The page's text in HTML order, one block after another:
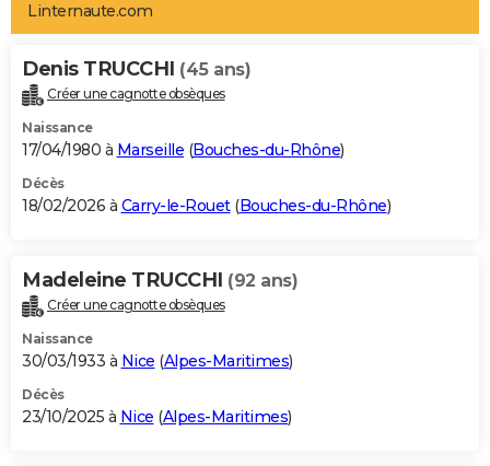
Art de vivre
Bien-être
Loisirs
Mode
Modes de vie
Alimentation
Guide de la santé
Maladies
Médicaments
Sommeil
VOYAGE
Destinations
City break
Voyage nature
Voyage de noces
Forum
Climat
+PHOTO
GUIDES D'ACHAT
BONS PLANS
Carte de Noël
Carte Bonne année
Carte Saint-Valentin
Carte Pâques
Carte d'anniversaire
DICTIONNAIRE
Dictionnaire
Biographies
Citations
Expressions
Proverbes
PROGRAMME TV
S'inscrire
Se connecter
Lycées
Collèges
Primaires
Universités
Entreprises
Service militaire
Avis de recherche
AVIS DE DÉCÈS
Linternaute.com
Denis TRUCCHI (45 ans)
Créer une cagnotte obsèques
Naissance
17/04/1980 à Marseille (Bouches-du-Rhône)
Décès
18/02/2026 à Carry-le-Rouet(Bouches-du-Rhône)
Madeleine TRUCCHI (92 ans)
Créer une cagnotte obsèques
Naissance
30/03/1933 à Nice (Alpes-Maritimes)
Décès
23/10/2025 à Nice (Alpes-Maritimes)